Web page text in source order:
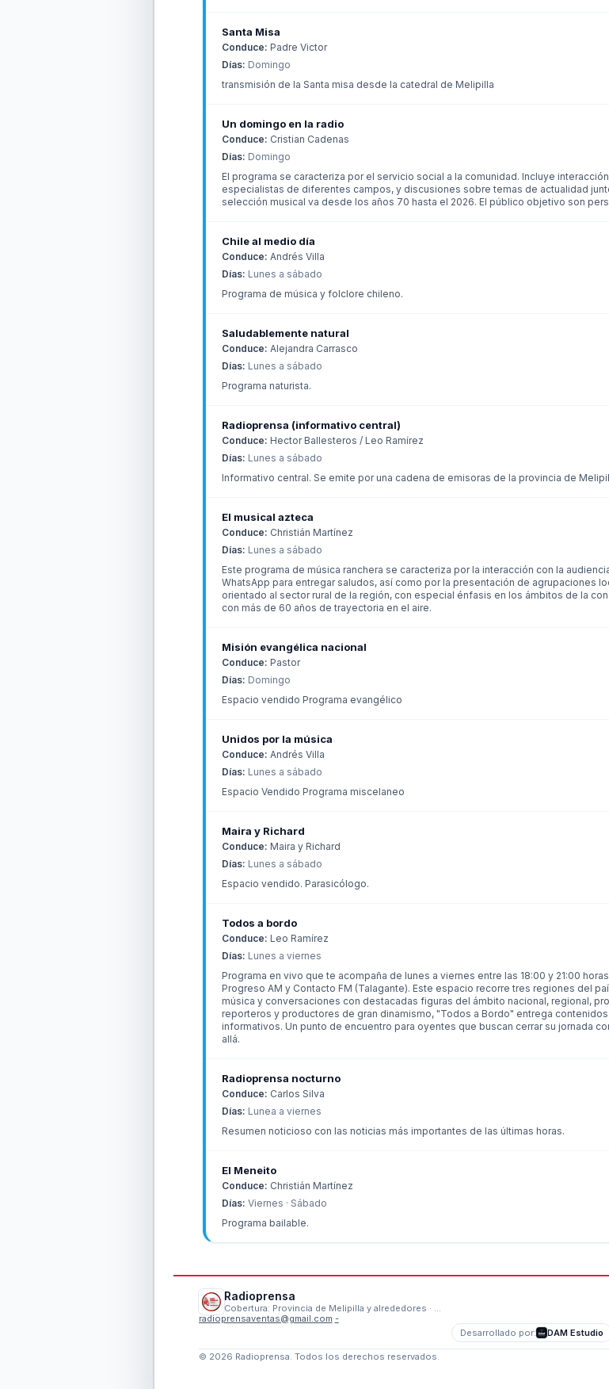
Santa Misa
Conduce: Padre Victor
Días: Domingo
transmisión de la Santa misa desde la catedral de Melipilla
Un domingo en la radio
Conduce: Cristian Cadenas
Días: Domingo
El programa se caracteriza por el servicio social a la comunidad. Incluye
especialistas de diferentes campos, y discusiones sobre temas de actualidad
selección musical va desde los años 70 hasta el 2026. El público objetivo son
Chile al medio día
Conduce: Andrés Villa
Días: Lunes a sábado
Programa de música y folclore chileno.
Saludablemente natural
Conduce: Alejandra Carrasco
Días: Lunes a sábado
Programa naturista.
Radioprensa (informativo central)
Conduce: Hector Ballesteros / Leo Ramírez
Días: Lunes a sábado
Informativo central. Se emite por una cadena de emisoras de la provincia de
El musical azteca
Conduce: Christián Martínez
Días: Lunes a sábado
Este programa de música ranchera se caracteriza por la interacción con la
WhatsApp para entregar saludos, así como por la presentación de agrupaciones
orientado al sector rural de la región, con especial énfasis en los ámbitos de la
con más de 60 años de trayectoria en el aire.
Misión evangélica nacional
Conduce: Pastor
Días: Domingo
Espacio vendido Programa evangélico
Unidos por la música
Conduce: Andrés Villa
Días: Lunes a sábado
Espacio Vendido Programa miscelaneo
Maira y Richard
Conduce: Maira y Richard
Días: Lunes a sábado
Espacio vendido. Parasicólogo.
Todos a bordo
Conduce: Leo Ramírez
Días: Lunes a viernes
Programa en vivo que te acompaña de lunes a viernes entre las 18:00 y 21:00
Progreso AM y Contacto FM (Talagante). Este espacio recorre tres regiones del
música y conversaciones con destacadas figuras del ámbito nacional, regional,
reporteros y productores de gran dinamismo, "Todos a Bordo" entrega
informativos. Un punto de encuentro para oyentes que buscan cerrar su jornada
allá.
Radioprensa nocturno
Conduce: Carlos Silva
Días: Lunea a viernes
Resumen noticioso con las noticias más importantes de las últimas horas.
El Meneito
Conduce: Christián Martínez
Días: Viernes · Sábado
Programa bailable.
Radioprensa
Cobertura: Provincia de Melipilla y alrededores · …
radioprensaventas@gmail.com·-
Desarrollado por:
DAM Estudio
© 2026 Radioprensa. Todos los derechos reservados.